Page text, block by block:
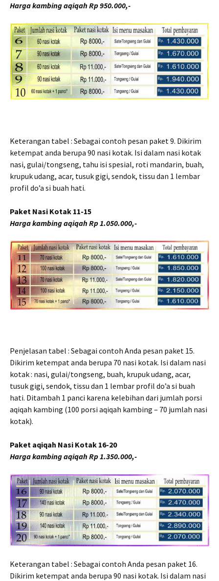
Harga kambing aqiqah Rp 950.000,-
Keterangan tabel : Sebagai contoh pesan paket 9. Dikirim
ketempat anda berupa 90 nasi kotak. Isi dalam nasi kotak
nasi, gulai/tongseng, tahu isi spesial, roti mandarin, buah,
krupuk udang, acar, tusuk gigi, sendok, tissu dan 1 lembar
profil do’a si buah hati.
Paket Nasi Kotak 11-15
Harga kambing aqiqah Rp 1.050.000,-
Penjelasan tabel : Sebagai contoh Anda pesan paket 15.
Dikirim ketempat anda berupa 70 nasi kotak. Isi dalam nasi
kotak : nasi, gulai/tongseng, buah, krupuk udang, acar,
tusuk gigi, sendok, tissu dan 1 lembar profil do’a si buah
hati. Ditambah 1 panci karena kelebihan dari jumlah porsi
aqiqah kambing (100 porsi aqiqah kambing – 70 jumlah nasi
kotak).
Paket aqiqah Nasi Kotak 16-20
Harga kambing aqiqah Rp 1.350.000,-
Keterangan tabel : Sebagai contoh Anda pesan paket 16.
Dikirim ketempat anda berupa 90 nasi kotak. Isi dalam nasi